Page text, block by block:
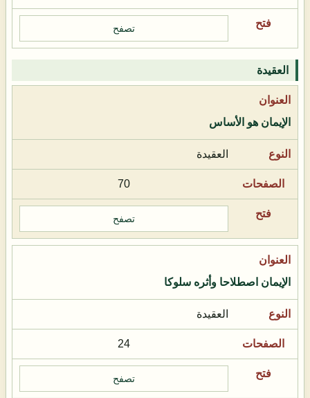
تصفح
العقيدة
الإيمان هو الأساس
العقيدة
70
تصفح
الإيمان اصطلاحا وأثره سلوكا
العقيدة
24
تصفح